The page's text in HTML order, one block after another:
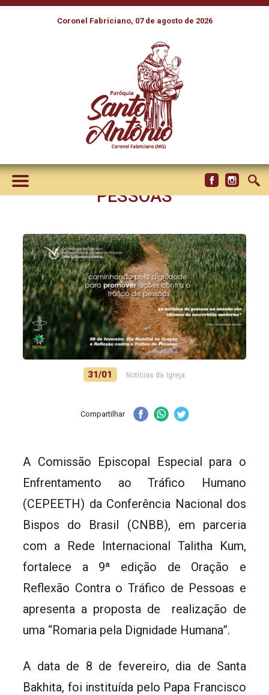
Coronel Fabriciano, 07 de agosto de 2026
COMISSÃO DA CNBB
DISPONIBILIZA SUBSÍDIOS
PARA A 9ª EDIÇÃO DE
ORAÇÃO E REFLEXÃO
CONTRA O TRÁFICO DE
PESSOAS
31/01 Notícias da Igreja
Compartilhar
A Comissão Episcopal Especial para o
Enfrentamento ao Tráfico Humano
(CEPEETH) da Conferência Nacional dos
Bispos do Brasil (CNBB), em parceria
com a Rede Internacional Talitha Kum,
fortalece a 9ª edição de Oração e
Reflexão Contra o Tráfico de Pessoas e
apresenta a proposta de realização de
uma “Romaria pela Dignidade Humana”.
A data de 8 de fevereiro, dia de Santa
Bakhita, foi instituída pelo Papa Francisco